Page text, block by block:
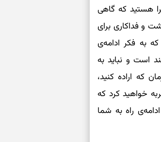
هستید که گاهی
و فداکاری برای
به فکر ادامه‌ی
است و نباید به
که اراده کنید،
خواهید کرد که
راه به شما